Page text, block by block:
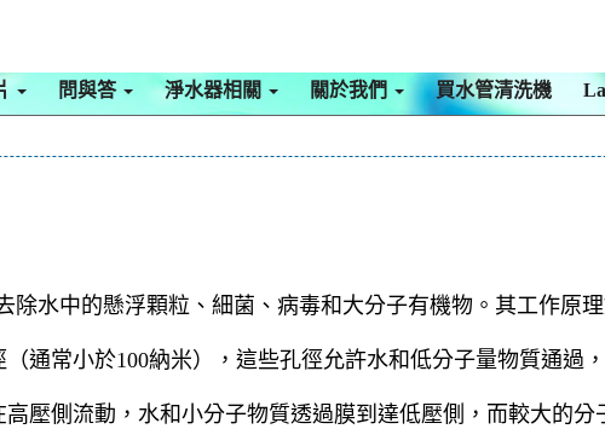
問與答 淨水器相關 關於我們 買水管清洗機
水中的懸浮顆粒、細菌、病毒和大分子有機物。其工作原理
通常小於100納米），這些孔徑允許水和低分子量物質通過
壓側流動，水和小分子物質透過膜到達低壓側，而較大的分